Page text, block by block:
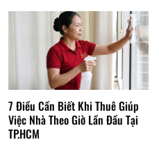
7 Điều Cần Biết Khi Thuê Giúp
Việc Nhà Theo Giờ Lần Đầu Tại
TP.HCM